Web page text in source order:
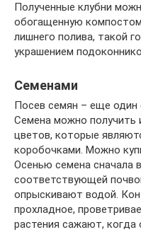
Полученные клубни
обогащенную
лишнего полива, такой
украшением
Семенами
Посев семян – еще один
Семена можно получить
цветов, которые
коробочками. Можно
Осенью семена сначала
соответствующей
опрыскивают водой.
прохладное,
растения сажают,